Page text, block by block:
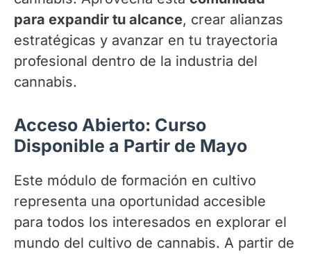
para expandir tu alcance, crear alianzas
estratégicas y avanzar en tu trayectoria
profesional dentro de la industria del
cannabis.
Acceso Abierto: Curso
Disponible a Partir de Mayo
Este módulo de formación en cultivo
representa una oportunidad accesible
para todos los interesados en explorar el
mundo del cultivo de cannabis. A partir de